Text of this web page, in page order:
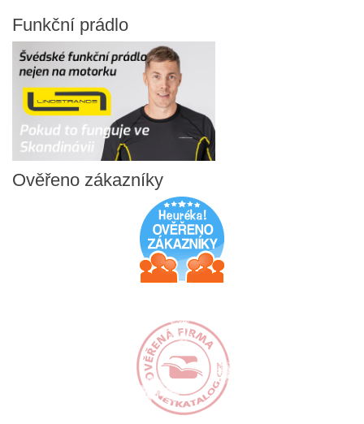
Funkční prádlo
Ověřeno zákazníky